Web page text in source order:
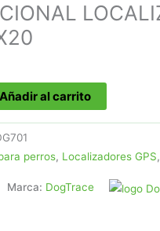
Añadir al carrito
perros, Localizadores GPS,
Marca: DogTrace